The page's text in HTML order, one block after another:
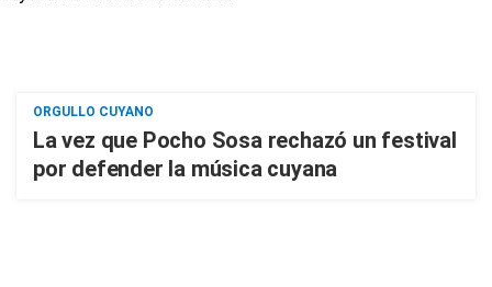
ORGULLO CUYANO
La vez que Pocho Sosa rechazó un festival
por defender la música cuyana